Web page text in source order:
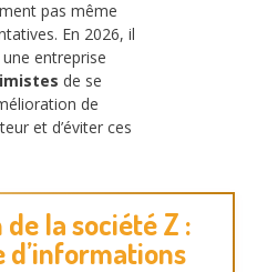
pas même
En 2026, il
entreprise
de se
de
et d’éviter ces
de la société Z :
d’informations